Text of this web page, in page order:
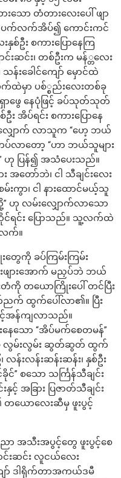
သော တံတားလေးပေါ် ဖျာ
ပက်လက်အိပ်၍ ကောင်းကင်
ဦး စကားပြောနေကြ
းဆင်း၊ တစ်ဦးက မန်္တလေး
န်းခေါင်ကျော် မှောင်ထဲ
ထဲမှာ ပစ်္စည်းလေးတစ်ခု
ဖွေ နေပုံဖြင့် ခပ်သုတ်သုတ်
အိပ်ရင်း စကားပြောနေ
လျှောက် လာသူက “ဟေ့ ဘယ်
လာတော့ “ဟာ ဘယ်သူများ
ဟု ပြန်၍ အသံပေးသည်။
း အတော်ဘဲ၊ ငါ သီချင်းလေး
းကွာ၊ ငါ နားထောင်မယ့်သူ
ဟု လမ်းလျှောက်လာသော
ရင်း ပြောသည်။ သူ့လက်ထဲ
က်။
ေကို ခပ်ကြမ်းကြမ်း
ျားအောက် မညှပ်ဘဲ ဘယ်
တယောကြိုးပေါ် တင်ပြီး
ထွက်ပေါ်လာ၏။ ပြီး
င့်အန်ကျလာသည်။
ေသော “အိပ်မက်စေတမန်”
လွမ်းလွမ်း ဆွတ်ဆွတ် ထွက်
န်းလန်းဆန်းဆန်း၊ နှစ်ဦး
င်” စသော သင်္ကြန်သီချင်း
င့် အခြား ပြဇာတ်သီချင်း
တယောလေးဆီမှ ဖူးပွင့်
အသီးအပွင့်တွေ ဖူးပွင့်စေ
င်းဆင်း လူငယ်လေး
ော် ဒါရိုက်တာအကယ်ဒမီ